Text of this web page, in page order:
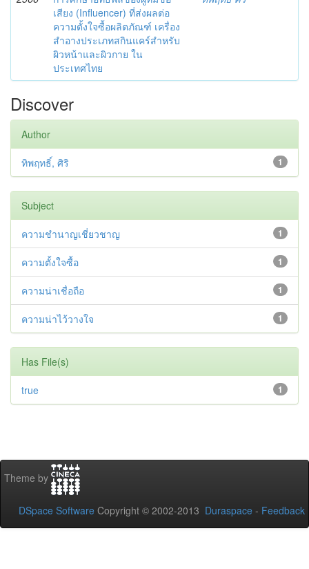
เสียง (Influencer) ที่ส่งผลต่อ
ความตั้งใจซื้อผลิตภัณฑ์ เครื่อง
สำอางประเภทสกินแคร์สำหรับ
ผิวหน้าและผิวกาย ใน
ประเทศไทย
Discover
Author
1
ทิพฤทธิ์, ศิริ
Subject
1
ความชำนาญเชี่ยวชาญ
1
ความตั้งใจซื้อ
1
ความน่าเชื่อถือ
1
ความน่าไว้วางใจ
Has File(s)
1
true
Theme by
DSpace Software Copyright © 2002-2013 Duraspace - Feedback